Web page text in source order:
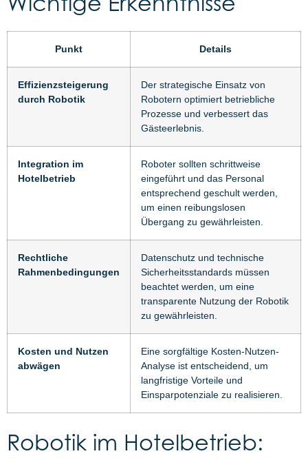
Punkt Details
Effizienzsteigerung
durch Robotik
Der strategische Einsatz von
Robotern optimiert betriebliche
Prozesse und verbessert das
Gästeerlebnis.
Integration im
Hotelbetrieb
Roboter sollten schrittweise
eingeführt und das Personal
entsprechend geschult werden,
um einen reibungslosen
Übergang zu gewährleisten.
Rechtliche
Rahmenbedingungen
Datenschutz und technische
Sicherheitsstandards müssen
beachtet werden, um eine
transparente Nutzung der Robotik
zu gewährleisten.
Kosten und Nutzen
abwägen
Eine sorgfältige Kosten-Nutzen-
Analyse ist entscheidend, um
langfristige Vorteile und
Einsparpotenziale zu realisieren.
Robotik im Hotelbetrieb: